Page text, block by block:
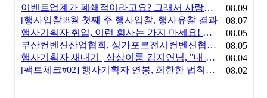
이벤트업계가 폐쇄적이라고요? 그래서 사람이 안 옵니다
08.09
[행사입찰]8월 첫째 주 행사입찰, 행사유찰 결과
08.07
행사기획자 취업, 이런 회사는 가지 마세요! 신입이 꼭 알아야 할 5가지 기준[이벤트산업 팩트체크#3]
08.05
부산컨벤션산업협회, 싱가포르전시컨벤션협회(SACEOS)와 업무협약 체결… 아시아 마이스 협력 확대
08.05
행사기획자 새내기 | 상상이룸 김지연님, "내 맘대로, 내 뜻대로 행사를 만든다
08.04
[팩트체크#02] 행사기획자 연봉, 희한한 법칙~ '첨에는 비실, 3년만 지나면 튼실'
08.02